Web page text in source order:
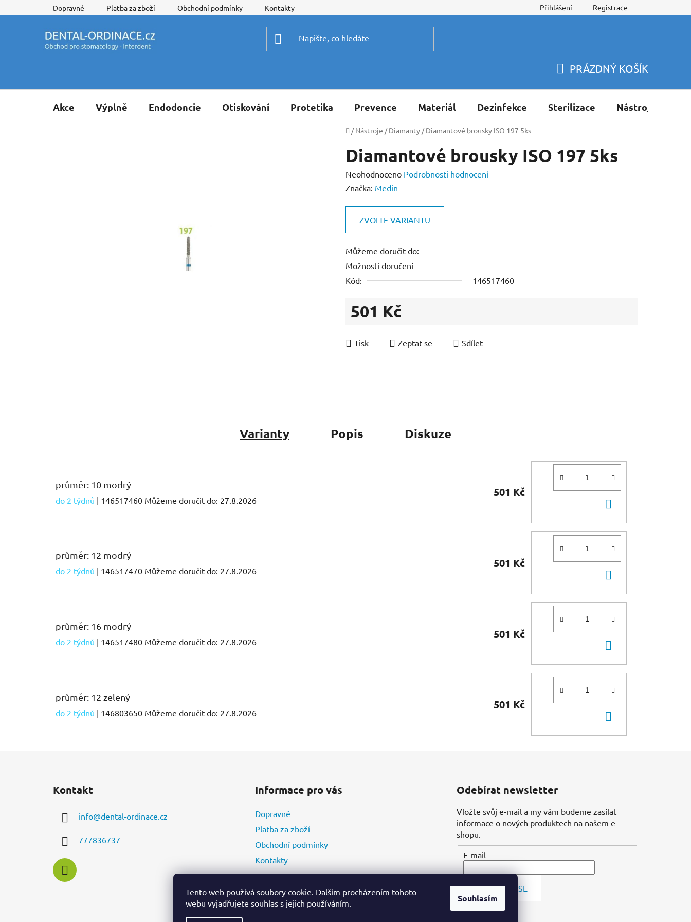
Tento web používá soubory cookie. Dalším procházením tohoto
webu vyjadřujete souhlas s jejich používáním.
Souhlasím
na
Dopravné Platba za zboží Obchodní podmínky Kontakty Přihlášení Registrace
KOŠÍK
PRÁZDNÝ KOŠÍK
Akce Výplně Endodoncie Otiskování Protetika Prevence Materiál Dezinfekce Sterilizace Nástroje
Domů
/ Nástroje / Diamanty / Diamantové brousky ISO 197 5ks
Diamantové brousky ISO 197 5ks
Průměrné
hodnocení
5
hvězdiček.
Neohodnoceno Podrobnosti hodnocení
Značka: Medin
ZVOLTE VARIANTU
Můžeme doručit do:
Možnosti doručení
Kód:
146517460
501 Kč
Tisk
Zeptat se Sdílet
Varianty Popis Diskuze
průměr: 10 modrý
do 2 týdnů | 146517460 Můžeme doručit do: 27.8.2026
501 Kč
průměr: 12 modrý
do 2 týdnů | 146517470 Můžeme doručit do: 27.8.2026
501 Kč
průměr: 16 modrý
do 2 týdnů | 146517480 Můžeme doručit do: 27.8.2026
501 Kč
průměr: 12 zelený
do 2 týdnů | 146803650 Můžeme doručit do: 27.8.2026
501 Kč
Kontakt
info@dental-ordinace.cz
777836737
Informace pro vás
Dopravné
Platba za zboží
Obchodní podmínky
Kontakty
Odebírat newsletter
Vložte svůj e-mail a my vám budeme zasílat
informace o nových produktech na našem e-
shopu.
E-mail
PŘIHLÁSIT SE